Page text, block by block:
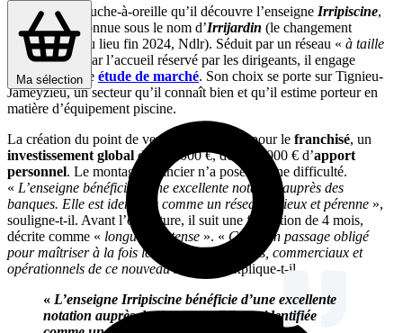
Ma sélection
C’est par le bouche-à-oreille qu’il découvre l’enseigne Irripiscine,
alors encore connue sous le nom d’Irrijardin (le changement
d’enseigne a eu lieu fin 2024, Ndlr). Séduit par un réseau « à taille
humaine» et par l’accueil réservé par les dirigeants, il engage
rapidement une étude de marché. Son choix se porte sur Tignieu-
Jameyzieu, un secteur qu’il connaît bien et qu’il estime porteur en
matière d’équipement piscine.
La création du point de vente a représenté, pour le franchisé, un
investissement globalde 300 000 €, dont 70 000 € d’apport
personnel. Le montage financier n’a posé aucune difficulté.
« L’enseigne bénéficie d’une excellente notation auprès des
banques. Elle est identifiée comme un réseau sérieux et pérenne »,
souligne-t-il. Avant l’ouverture, il suit une formation de 4 mois,
décrite comme « longue et intense ». « Ce fut un passage obligé
pour maîtriser à la fois les aspects techniques, commerciaux et
opérationnels de ce nouveau métier
», explique-t-il.
« L’enseigne Irripiscine bénéficie d’une excellente
notation auprès des banques. Elle est identifiée